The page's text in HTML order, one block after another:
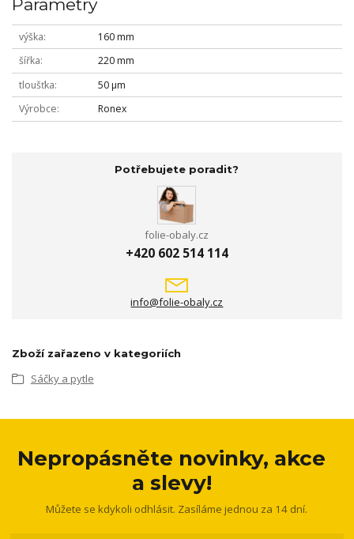
Parametry
výška
160 mm
šířka
220 mm
tloušťka
50 µm
Výrobce
Ronex
Potřebujete poradit?
folie-obaly.cz
+420 602 514 114
info@folie-obaly.cz
Zboží zařazeno v kategoriích
Sáčky a pytle
Nepropásněte novinky, akce
a slevy!
Můžete se kdykoli odhlásit. Zasíláme jednou za 14 dní.